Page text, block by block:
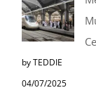
by TEDDIE
04/07/2025